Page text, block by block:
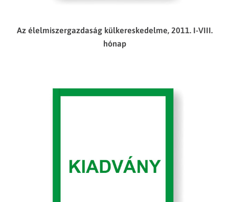
Az élelmiszergazdaság külkereskedelme, 2011. I-VIII.
hónap